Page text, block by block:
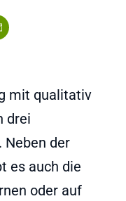
mit qualitativ
drei
Neben der
es auch die
oder auf